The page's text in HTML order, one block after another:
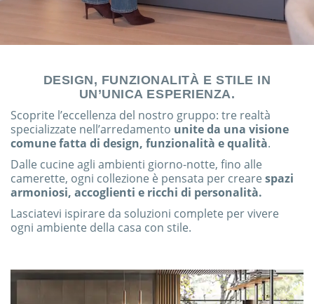
DESIGN, FUNZIONALITÀ E STILE IN
UN’UNICA ESPERIENZA.
Scoprite l’eccellenza del nostro gruppo: tre realtà
specializzate nell’arredamento unite da una visione
comune fatta di design, funzionalità e qualità.
Dalle cucine agli ambienti giorno-notte, fino alle
camerette, ogni collezione è pensata per creare spazi
armoniosi, accoglienti e ricchi di personalità.
Lasciatevi ispirare da soluzioni complete per vivere
ogni ambiente della casa con stile.